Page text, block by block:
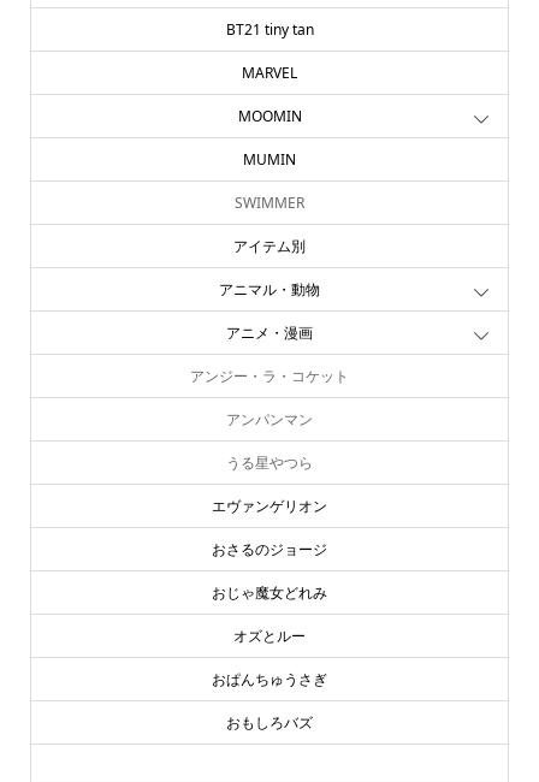
BT21 tiny tan
MARVEL
MOOMIN
MUMIN
SWIMMER
アイテム別
アニマル・動物
アニメ・漫画
アンジー・ラ・コケット
アンパンマン
うる星やつら
エヴァンゲリオン
おさるのジョージ
おじゃ魔女どれみ
オズとルー
おぱんちゅうさぎ
おもしろバズ